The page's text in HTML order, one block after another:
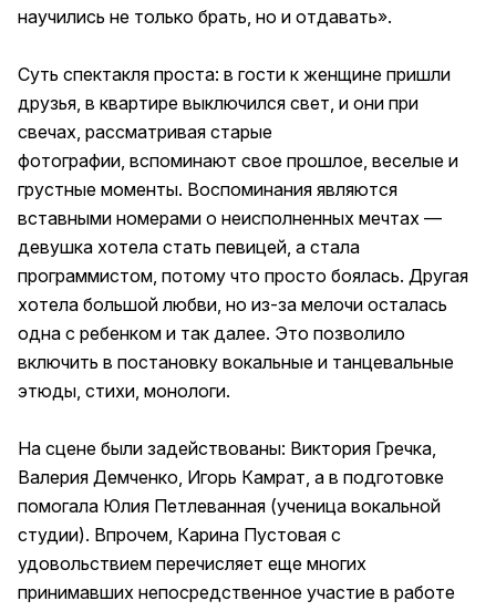
научились не только брать, но и отдавать».
Суть спектакля проста: в гости к женщине пришли
друзья, в квартире выключился свет, и они при
свечах, рассматривая старые
фотографии, вспоминают свое прошлое, веселые и
грустные моменты. Воспоминания являются
вставными номерами о неисполненных мечтах —
девушка хотела стать певицей, а стала
программистом, потому что просто боялась. Другая
хотела большой любви, но из-за мелочи осталась
одна с ребенком и так далее. Это позволило
включить в постановку вокальные и танцевальные
этюды, стихи, монологи.
На сцене были задействованы: Виктория Гречка,
Валерия Демченко, Игорь Камрат, а в подготовке
помогала Юлия Петлеванная (ученица вокальной
студии). Впрочем, Карина Пустовая с
удовольствием перечисляет еще многих
принимавших непосредственное участие в работе